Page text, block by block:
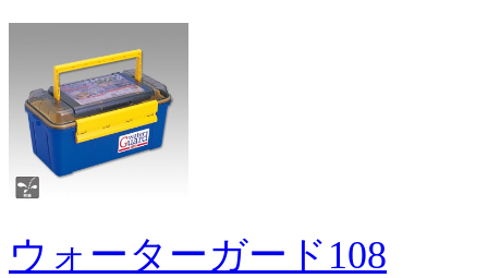
ウォーターガード108